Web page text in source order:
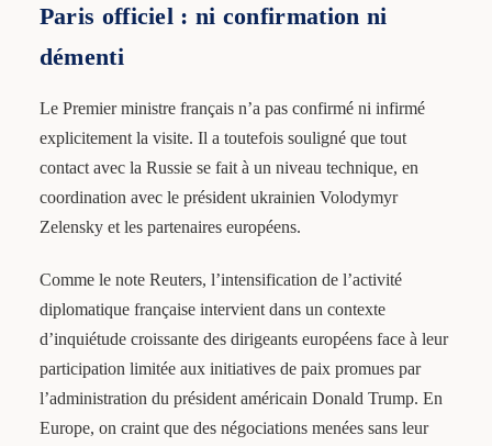
Paris officiel : ni confirmation ni
démenti
Le Premier ministre français n’a pas confirmé ni infirmé
explicitement la visite. Il a toutefois souligné que tout
contact avec la Russie se fait à un niveau technique, en
coordination avec le président ukrainien Volodymyr
Zelensky et les partenaires européens.
Comme le note Reuters, l’intensification de l’activité
diplomatique française intervient dans un contexte
d’inquiétude croissante des dirigeants européens face à leur
participation limitée aux initiatives de paix promues par
l’administration du président américain Donald Trump. En
Europe, on craint que des négociations menées sans leur